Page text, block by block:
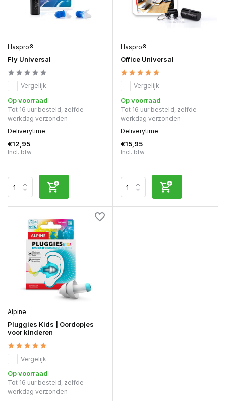
Haspro®
Fly Universal
Vergelijk
Op voorraad
Tot 16 uur besteld, zelfde
werkdag verzonden
Deliverytime
€12,95
Incl. btw
Haspro®
Office Universal
Vergelijk
Op voorraad
Tot 16 uur besteld, zelfde
werkdag verzonden
Deliverytime
€15,95
Incl. btw
Alpine
Pluggies Kids | Oordopjes
voor kinderen
Vergelijk
Op voorraad
Tot 16 uur besteld, zelfde
werkdag verzonden